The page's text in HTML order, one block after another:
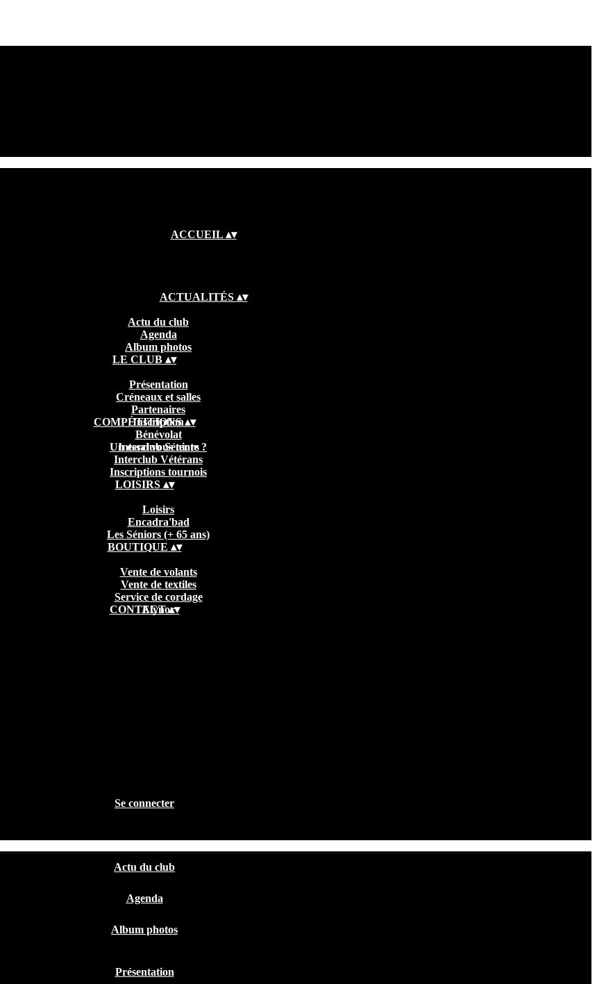
ACCUEIL ▴▾
ACTUALITÉS ▴▾
Actu du club
Agenda
Album photos
LE CLUB ▴▾
Présentation
Créneaux et salles
Partenaires
Inscription
Bénévolat
Un essai vous tente ?
COMPÉTITIONS▴▾
Interclub Séniors
Interclub Vétérans
Inscriptions tournois
LOISIRS ▴▾
Loisirs
Encadra'bad
Les Séniors (+ 65 ans)
BOUTIQUE ▴▾
Vente de volants
Vente de textiles
Service de cordage
Elynor
CONTACT▴▾
Se connecter
Actu du club
Agenda
Album photos
Présentation